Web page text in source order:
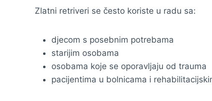
Zlatni retriveri se često koriste u radu sa:
djecom s posebnim potrebama
starijim osobama
osobama koje se oporavljaju od trauma
pacijentima u bolnicama i